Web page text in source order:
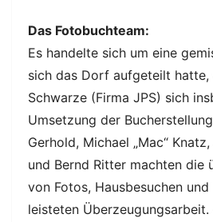
Das Fotobuchteam:
Es handelte sich um eine
sich das Dorf aufgeteilt
Schwarze (Firma JPS) sich
Umsetzung der
Gerhold, Michael „Mac“
und Bernd Ritter machten die
von Fotos, Hausbesuchen
leisteten